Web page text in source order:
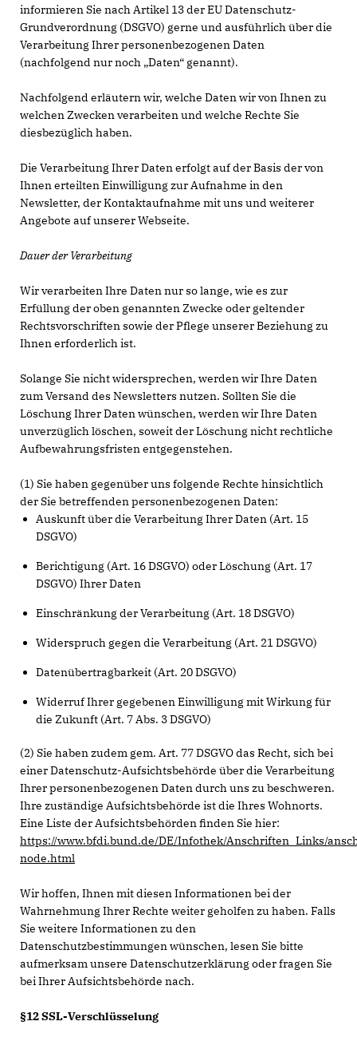
informieren Sie nach Artikel 13 der EU Datenschutz-
Grundverordnung (DSGVO) gerne und ausführlich über die
Verarbeitung Ihrer personenbezogenen Daten
(nachfolgend nur noch „Daten“ genannt).
Nachfolgend erläutern wir, welche Daten wir von Ihnen zu
welchen Zwecken verarbeiten und welche Rechte Sie
diesbezüglich haben.
Die Verarbeitung Ihrer Daten erfolgt auf der Basis der von
Ihnen erteilten Einwilligung zur Aufnahme in den
Newsletter, der Kontaktaufnahme mit uns und weiterer
Angebote auf unserer Webseite.
Dauer der Verarbeitung
Wir verarbeiten Ihre Daten nur so lange, wie es zur
Erfüllung der oben genannten Zwecke oder geltender
Rechtsvorschriften sowie der Pflege unserer Beziehung zu
Ihnen erforderlich ist.
Solange Sie nicht widersprechen, werden wir Ihre Daten
zum Versand des Newsletters nutzen. Sollten Sie die
Löschung Ihrer Daten wünschen, werden wir Ihre Daten
unverzüglich löschen, soweit der Löschung nicht rechtliche
Aufbewahrungsfristen entgegenstehen.
(1) Sie haben gegenüber uns folgende Rechte hinsichtlich
der Sie betreffenden personenbezogenen Daten:
Auskunft über die Verarbeitung Ihrer Daten (Art. 15
DSGVO)
Berichtigung (Art. 16 DSGVO) oder Löschung (Art. 17
DSGVO) Ihrer Daten
Einschränkung der Verarbeitung (Art. 18 DSGVO)
Widerspruch gegen die Verarbeitung (Art. 21 DSGVO)
Datenübertragbarkeit (Art. 20 DSGVO)
Widerruf Ihrer gegebenen Einwilligung mit Wirkung für
die Zukunft (Art. 7 Abs. 3 DSGVO)
(2) Sie haben zudem gem. Art. 77 DSGVO das Recht, sich bei
einer Datenschutz-Aufsichtsbehörde über die Verarbeitung
Ihrer personenbezogenen Daten durch uns zu beschweren.
Ihre zuständige Aufsichtsbehörde ist die Ihres Wohnorts.
Eine Liste der Aufsichtsbehörden finden Sie hier:
https://www.bfdi.bund.de/DE/Infothek/Anschriften_Links/
node.html
Wir hoffen, Ihnen mit diesen Informationen bei der
Wahrnehmung Ihrer Rechte weiter geholfen zu haben. Falls
Sie weitere Informationen zu den
Datenschutzbestimmungen wünschen, lesen Sie bitte
aufmerksam unsere Datenschutzerklärung oder fragen Sie
bei Ihrer Aufsichtsbehörde nach.
§12 SSL-Verschlüsselung